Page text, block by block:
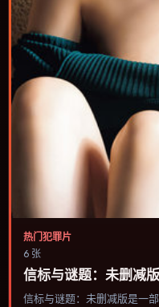
热门犯罪片
6 张
信标与谜题：未删减版
信标与谜题：未删减版是一